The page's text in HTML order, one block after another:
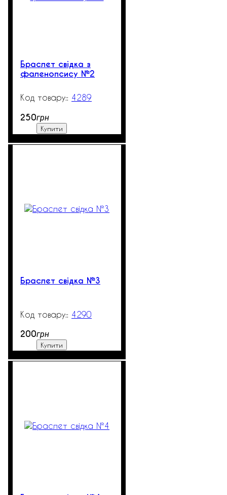
Браслет свідка з
фаленопсису №2
4289
250грн
Купити
Браслет свідка №3
4290
200грн
Купити